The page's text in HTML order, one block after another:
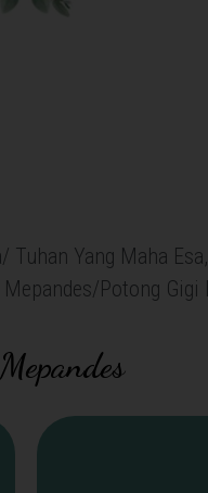
Tuhan Yang Maha
Potong